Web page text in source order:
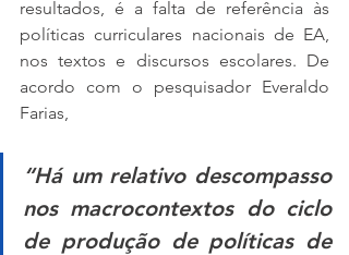
resultados, é a falta de referência às
políticas curriculares nacionais de EA,
nos textos e discursos escolares. De
acordo com o pesquisador Everaldo
Farias,
“Há um relativo descompasso
nos macrocontextos do ciclo
de produção de políticas de